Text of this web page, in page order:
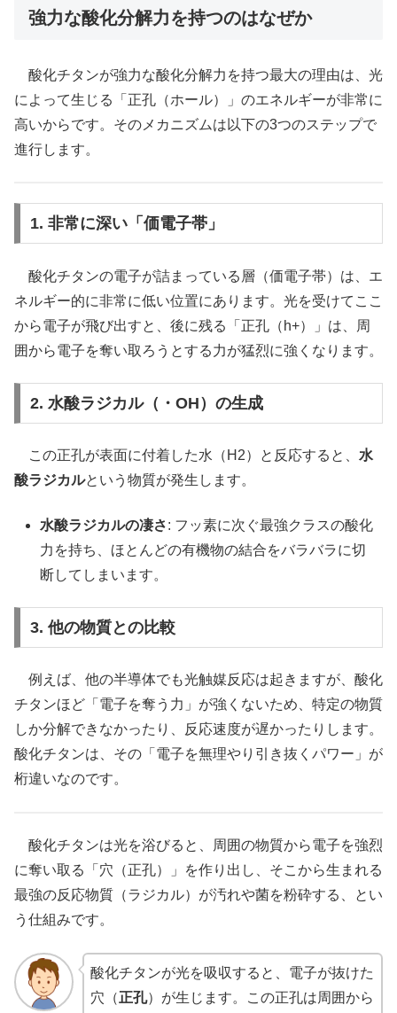
強力な酸化分解力を持つのはなぜか
酸化チタンが強力な酸化分解力を持つ最大の理由は、光
によって生じる「正孔（ホール）」のエネルギーが非常に
高いからです。そのメカニズムは以下の3つのステップで
進行します。
1. 非常に深い「価電子帯」
酸化チタンの電子が詰まっている層（価電子帯）は、エ
ネルギー的に非常に低い位置にあります。光を受けてここ
から電子が飛び出すと、後に残る「正孔（h+）」は、周
囲から電子を奪い取ろうとする力が猛烈に強くなります。
2. 水酸ラジカル（・OH）の生成
この正孔が表面に付着した水（H2）と反応すると、 水
酸ラジカルという物質が発生します。
水酸ラジカルの凄さ: フッ素に次ぐ最強クラスの酸化
力を持ち、ほとんどの有機物の結合をバラバラに切
断してしまいます。
3. 他の物質との比較
例えば、他の半導体でも光触媒反応は起きますが、酸化
チタンほど「電子を奪う力」が強くないため、特定の物質
しか分解できなかったり、反応速度が遅かったりします。
酸化チタンは、その「電子を無理やり引き抜くパワー」が
桁違いなのです。
酸化チタンは光を浴びると、周囲の物質から電子を強烈
に奪い取る「穴（正孔）」を作り出し、そこから生まれる
最強の反応物質（ラジカル）が汚れや菌を粉砕する、とい
う仕組みです。
酸化チタンが光を吸収すると、電子が抜けた
穴（正孔）が生じます。この正孔は周囲から